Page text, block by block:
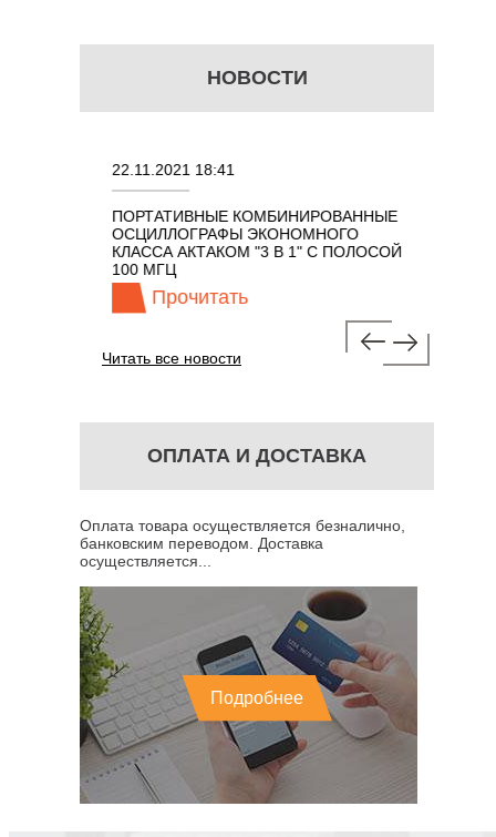
НОВОСТИ
22.11.2021 18:41
ПОРТАТИВНЫЕ КОМБИНИРОВАННЫЕ
ОСЦИЛЛОГРАФЫ ЭКОНОМНОГО
КЛАССА АКТАКОМ "3 В 1" С ПОЛОСОЙ
100 МГЦ
Прочитать
Читать все новости
ОПЛАТА И ДОСТАВКА
Оплата товара осуществляется безналично,
банковским переводом. Доставка
осуществляется...
Подробнее